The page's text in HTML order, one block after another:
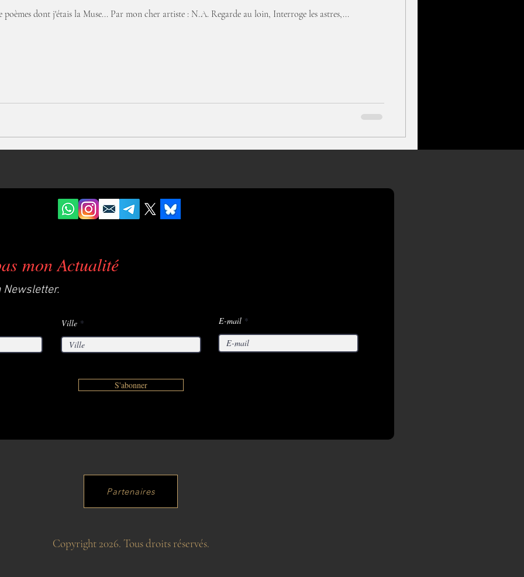
poèmes dont j'étais la Muse... Par mon cher artiste : N.A. Regarde au loin, Interroge les astres,...
mon Actualité
Newsletter.
Ville E-mail
S'abonner
Partenaires
Copyright 2026. Tous droits réservés.